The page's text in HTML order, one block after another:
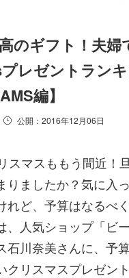
のギフト！夫婦
レゼントラン
編】
公開：2016年12月06日
スマスももう間近！
りましたか？気に入
れど、予算はなるべ
、人気ショップ「ビ
石川奈美さんに、予
クリスマスプレゼン